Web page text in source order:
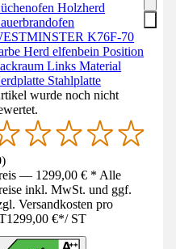
Holzherd
K76F-70
Herd elfenbein Position
Links Material
Stahlplatte
wurde noch nicht
)
— 1299,00 € * Alle
inkl. MwSt. und ggf.
Versandkosten pro
1299,00 €*/ ST